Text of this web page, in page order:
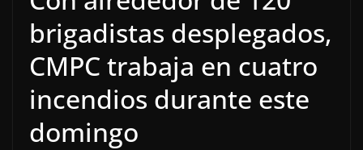
brigadistas desplegados,
CMPC trabaja en cuatro
incendios durante este
domingo